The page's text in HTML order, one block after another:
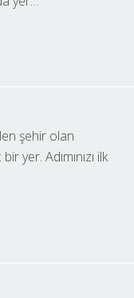
şehir olan
yer. Adımınızı ilk